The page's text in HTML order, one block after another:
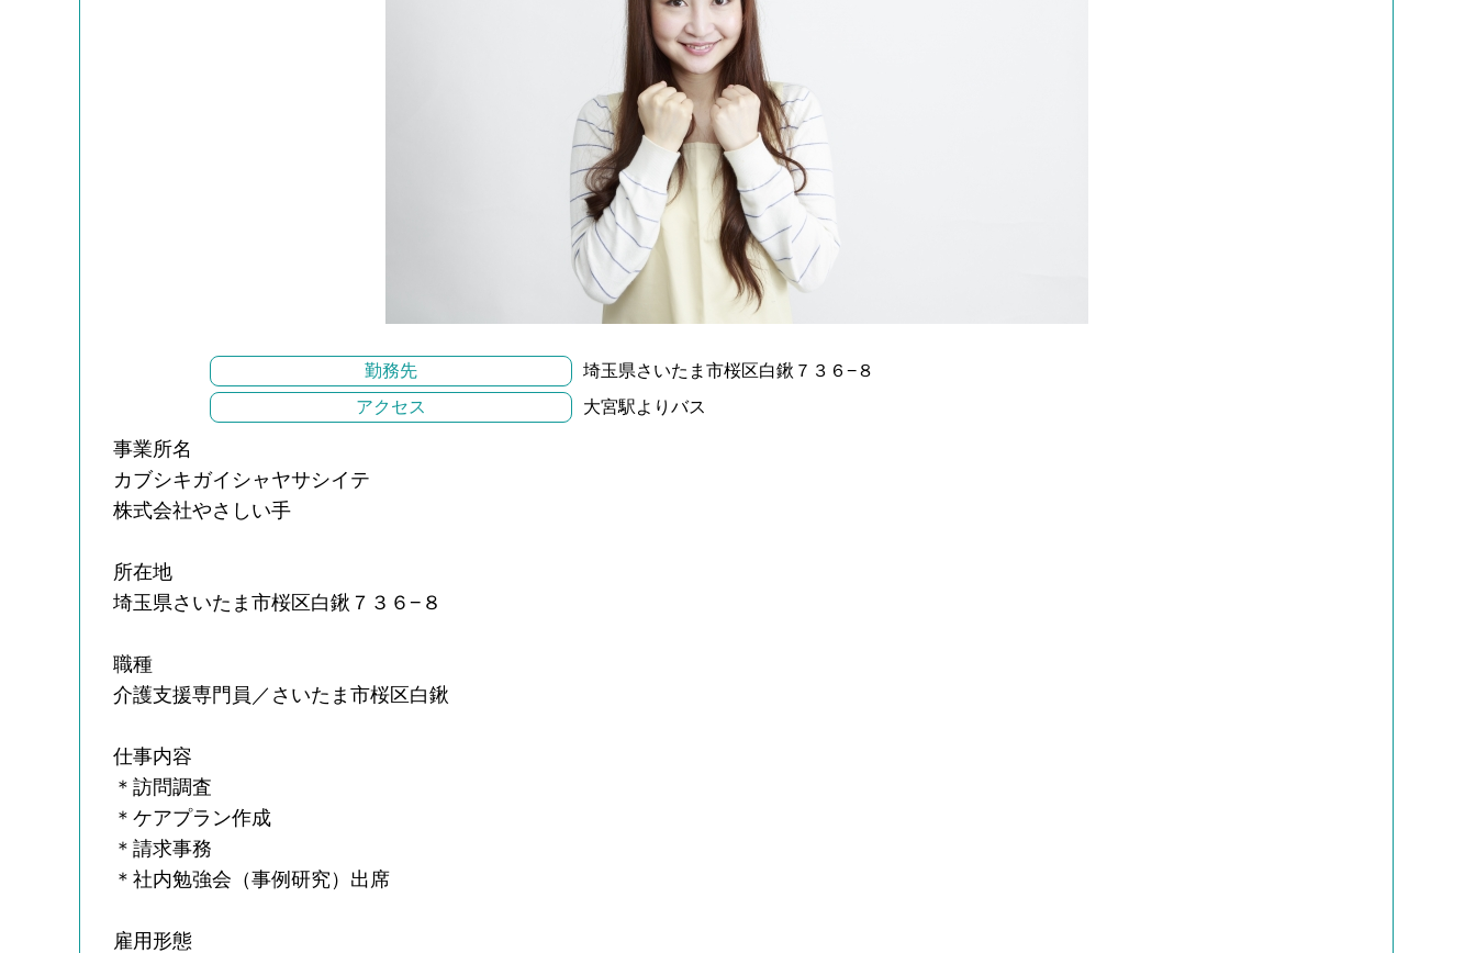
勤務先
埼玉県さいたま市桜区白鍬７３６−８
アクセス
大宮駅よりバス
事業所名
カブシキガイシャヤサシイテ
株式会社やさしい手
所在地
埼玉県さいたま市桜区白鍬７３６−８
職種
介護支援専門員／さいたま市桜区白鍬
仕事内容
＊訪問調査
＊ケアプラン作成
＊請求事務
＊社内勉強会（事例研究）出席
雇用形態